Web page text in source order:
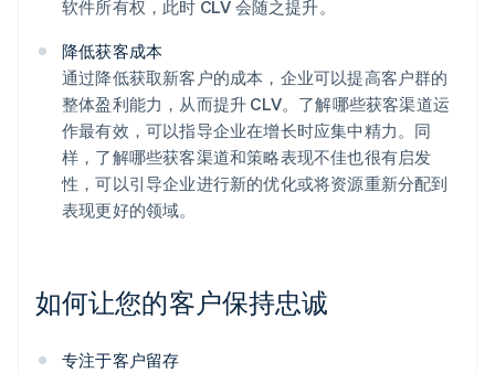
软件所有权，此时 CLV 会随之提升。
降低获客成本
通过降低获取新客户的成本，企业可以提高客户群的
整体盈利能力，从而提升 CLV。了解哪些获客渠道运
作最有效，可以指导企业在增长时应集中精力。同
样，了解哪些获客渠道和策略表现不佳也很有启发
性，可以引导企业进行新的优化或将资源重新分配到
表现更好的领域。
如何让您的客户保持忠诚
专注于客户留存